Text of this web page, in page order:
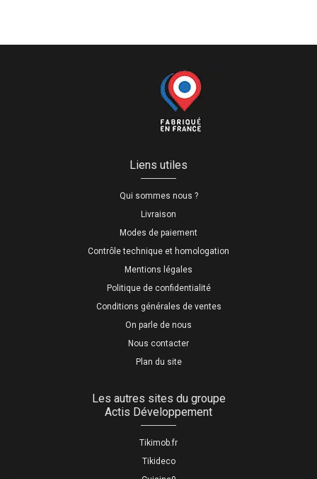
Liens utiles
Qui sommes nous ?
Livraison
Modes de paiement
Contrôle technique et homologation
Mentions légales
Politique de confidentialité
Conditions générales de ventes
On parle de nous
Nous contacter
Plan du site
Les autres sites du groupe
Actis Développement
Tikimob.fr
Tikideco